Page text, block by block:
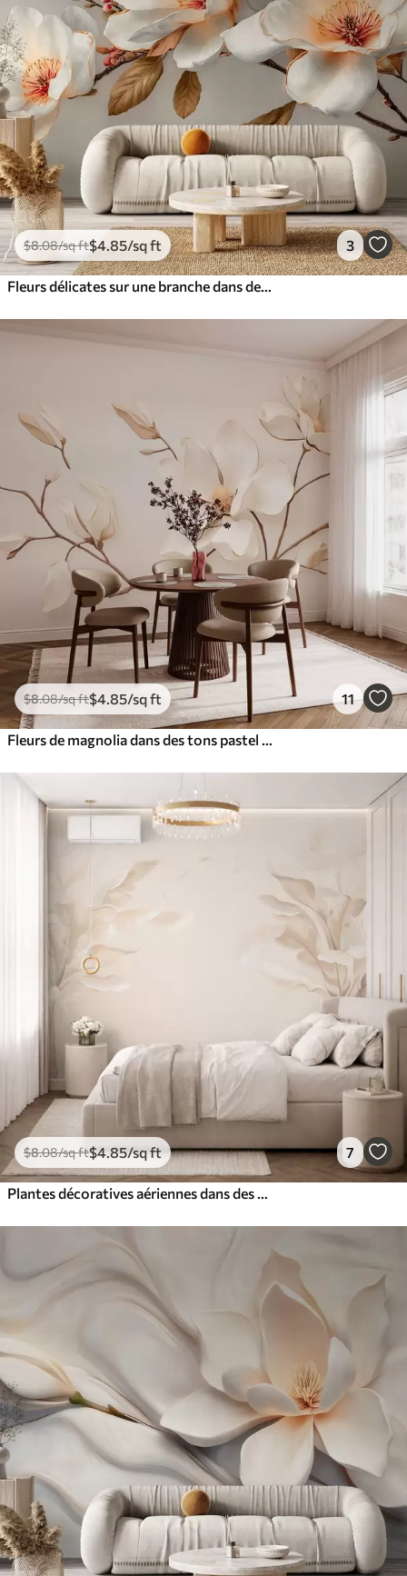
$8.08/sq ft$4 .85/sq ft 3
$8.08/sq ft$4 .85/sq ft 11
$8.08/sq ft$4.85/sq ft 7